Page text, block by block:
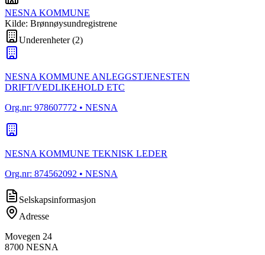
NESNA KOMMUNE
Kilde: Brønnøysundregistrene
Underenheter(2)
NESNA KOMMUNE ANLEGGSTJENESTEN
DRIFT/VEDLIKEHOLD ETC
Org.nr: 978607772 • NESNA
NESNA KOMMUNE TEKNISK LEDER
Org.nr: 874562092 • NESNA
Selskapsinformasjon
Adresse
Movegen 24
8700 NESNA